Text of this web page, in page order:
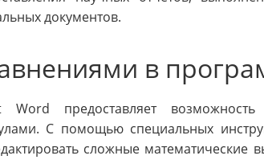
документов.
в
предоставляет
С помощью специальных
сложные математические